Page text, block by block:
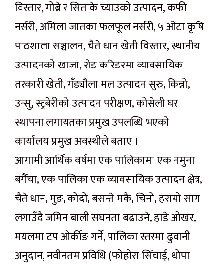
विस्तार, गोब्रे र सिताके च्याउको उत्पादन, कफी
नर्सरी, अमिला जातका फलफूल नर्सरी, ५ ओटा कृषि
पाठशाला सञ्चालन, चैते धान खेती विस्तार, स्थानीय
उत्पादनको खाजा, रोड करिडरमा व्यावसायिक
तरकारी खेती, गँड्यौला मल उत्पादन सुरु, किन्नो,
उन्सु, स्ट्रबेरीको उत्पादन परीक्षण, कोसेली घर
स्थापना लगायतका प्रमुख उपलब्धि भएको
कार्यालय प्रमुख अवस्थीले बताए ।
आगामी आर्थिक वर्षमा एक पालिकामा एक नमुना
बगैँचा, एक पालिका एक व्यावसायिक उत्पादन क्षेत्र,
चैते धान, मुङ, कोदो, बसन्ते मकै, चिनो, हरायो साग
लगाउँदै जमिन बाली सघनता बढाउने, हाडे ओखर,
मयलमा टप ओर्कीङ गर्ने, पालिका स्तरमा ढुवानी
अनुदान, नवीनतम प्रविधि (फोहोरा सिँचाई, थोपा